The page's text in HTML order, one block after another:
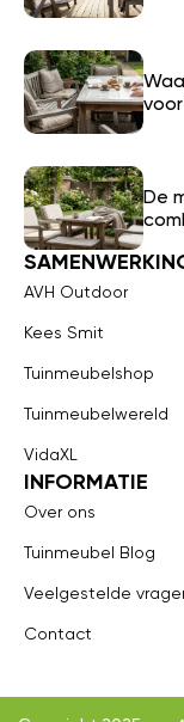
De
AVH Outdoor
Kees Smit
Tuinmeubelshop
Tuinmeubelwereld
VidaXL
INFORMATIE
Over ons
Tuinmeubel Blog
Veelgestelde
Contact